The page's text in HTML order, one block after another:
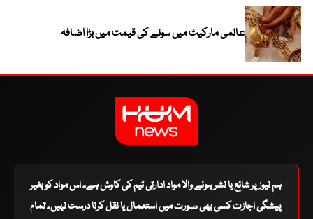
عالمی مارکیٹ میں سونے کی قیمت میں بڑا اضافہ
ہم نیوز پر شائع یا نشر ہونے والا مواد ادارتی ٹیم کی کاوش ہے۔ اس مواد کو بغیر
پیشگی اجازت کسی بھی صورت میں استعمال یا نقل کرنا درست نہیں۔ تمام